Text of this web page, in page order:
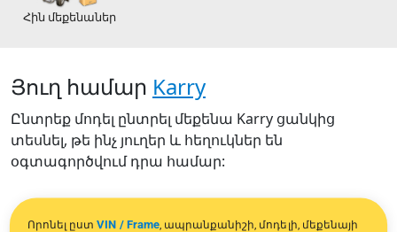
Հին մեքենաներ
Յուղ համար Karry
Ընտրեք մոդել ընտրել մեքենա Karry ցանկից
տեսնել, թե ինչ յուղեր և հեղուկներ են
օգտագործվում դրա համար:
Որոնել ըստVIN / Frame, ապրանքանիշի, մոդելի, մեքենայի